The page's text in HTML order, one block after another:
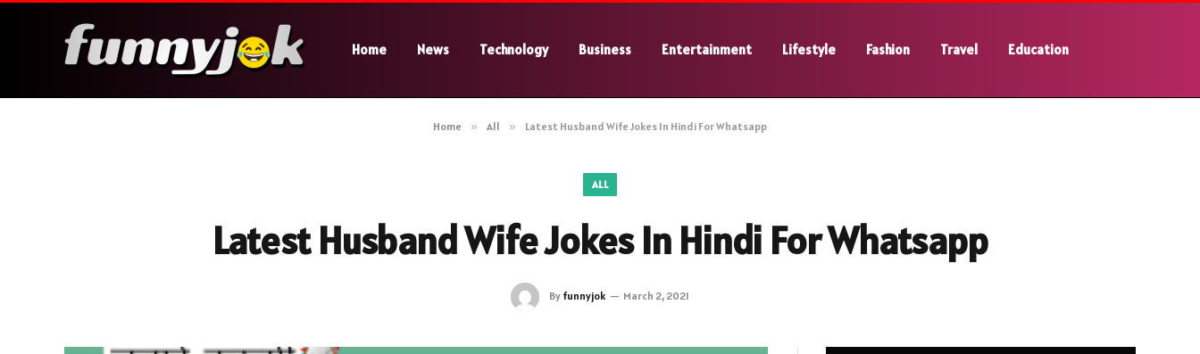
Home News Technology Business Entertainment Lifestyle Fashion Travel Education
Home » All » Latest Husband Wife Jokes In Hindi For Whatsapp
ALL
Latest Husband Wife Jokes In Hindi For Whatsapp
By funnyjok March 2, 2021